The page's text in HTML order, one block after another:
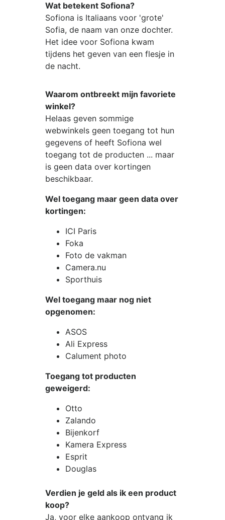
Wat betekent Sofiona?
Sofiona is Italiaans voor 'grote'
Sofia, de naam van onze dochter.
Het idee voor Sofiona kwam
tijdens het geven van een flesje in
de nacht.
Waarom ontbreekt mijn favoriete
winkel?
Helaas geven sommige
webwinkels geen toegang tot hun
gegevens of heeft Sofiona wel
toegang tot de producten ... maar
is geen data over kortingen
beschikbaar.
Wel toegang maar geen data over
kortingen:
ICI Paris
Foka
Foto de vakman
Camera.nu
Sporthuis
Wel toegang maar nog niet
opgenomen:
ASOS
Ali Express
Calument photo
Toegang tot producten
geweigerd:
Otto
Zalando
Bijenkorf
Kamera Express
Esprit
Douglas
Verdien je geld als ik een product
koop?
Ja, voor elke aankoop ontvang ik